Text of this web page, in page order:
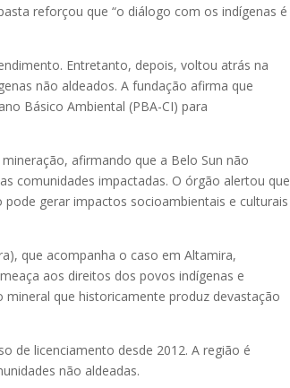
reforçou que “o diálogo com os indígenas é
Entretanto, depois, voltou atrás na
não aldeados. A fundação afirma que
Básico Ambiental (PBA-CI) para
afirmando que a Belo Sun não
comunidades impactadas. O órgão alertou que
gerar impactos socioambientais e culturais
que acompanha o caso em Altamira,
aos direitos dos povos indígenas e
que historicamente produz devastação
de licenciamento desde 2012. A região é
não aldeadas.